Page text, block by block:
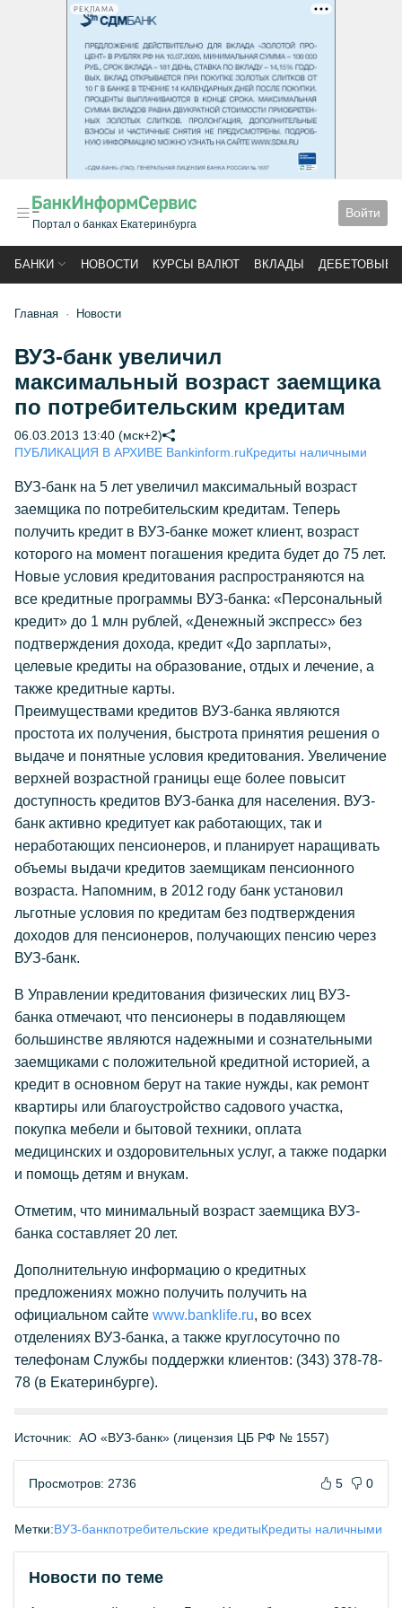
РЕКЛАМА
Портал о банках Екатеринбурга
Войти
БАНКИ НОВОСТИ КУРСЫ ВАЛЮТ ВКЛАДЫ ДЕБЕТОВЫЕ
Главная Новости
ВУЗ-банк увеличил
максимальный возраст заемщика
по потребительским кредитам
06.03.2013 13:40 (мск+2)
ПУБЛИКАЦИЯ В АРХИВЕ Bankinform.ruКредиты наличными
ВУЗ-банк на 5 лет увеличил максимальный возраст
заемщика по потребительским кредитам. Теперь
получить кредит в ВУЗ-банке может клиент, возраст
которого на момент погашения кредита будет до 75 лет.
Новые условия кредитования распространяются на
все кредитные программы ВУЗ-банка: «Персональный
кредит» до 1 млн рублей, «Денежный экспресс» без
подтверждения дохода, кредит «До зарплаты»,
целевые кредиты на образование, отдых и лечение, а
также кредитные карты.
Преимуществами кредитов ВУЗ-банка являются
простота их получения, быстрота принятия решения о
выдаче и понятные условия кредитования. Увеличение
верхней возрастной границы еще более повысит
доступность кредитов ВУЗ-банка для населения. ВУЗ-
банк активно кредитует как работающих, так и
неработающих пенсионеров, и планирует наращивать
объемы выдачи кредитов заемщикам пенсионного
возраста. Напомним, в 2012 году банк установил
льготные условия по кредитам без подтверждения
доходов для пенсионеров, получающих пенсию через
ВУЗ-банк.
В Управлении кредитования физических лиц ВУЗ-
банка отмечают, что пенсионеры в подавляющем
большинстве являются надежными и сознательными
заемщиками с положительной кредитной историей, а
кредит в основном берут на такие нужды, как ремонт
квартиры или благоустройство садового участка,
покупка мебели и бытовой техники, оплата
медицинских и оздоровительных услуг, а также подарки
и помощь детям и внукам.
Отметим, что минимальный возраст заемщика ВУЗ-
банка составляет 20 лет.
Дополнительную информацию о кредитных
предложениях можно получить получить на
официальном сайте www.banklife.ru, во всех
отделениях ВУЗ-банка, а также круглосуточно по
телефонам Службы поддержки клиентов: (343) 378-78-
78 (в Екатеринбурге).
Источник: АО «ВУЗ-банк» (лицензия ЦБ РФ № 1557)
Просмотров: 2736 5 0
Метки:ВУЗ-банкпотребительские кредитыКредиты наличными
Новости по теме